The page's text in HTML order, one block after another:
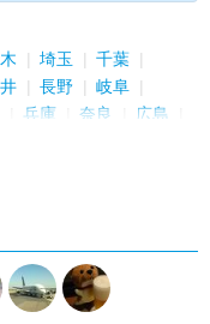
埼玉
千葉
長野
岐阜
兵庫 奈良
広島